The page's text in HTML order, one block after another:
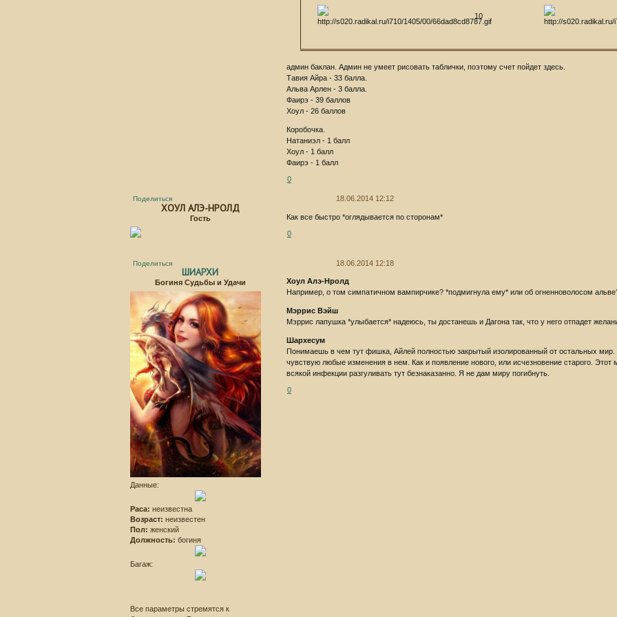
10
админ баклан. Админ не умеет рисовать таблички, поэтому счет пойдет здесь.
Тавия Айра - 33 балла.
Альва Арлен - 3 балла.
Фаирэ - 39 баллов
Хоул - 26 баллов
Коробочка.
Натаниэл - 1 балл
Хоул - 1 балл
Фаирэ - 1 балл
0
Поделиться 18.06.2014 12:12
ХОУЛ АЛЭ-НРОЛД
Гость
Как все быстро *оглядывается по сторонам*
0
Поделиться 18.06.2014 12:18
ШИАРХИ
Богиня Судьбы и Удачи
Данные:
Раса: неизвестна
Возраст: неизвестен
Пол: женский
Должность: богиня
Багаж:
Все параметры стремятся к
Хоул Алэ-Нролд
Например, о том симпатичном вампирчике? *подмигнула ему* или об огненноволосом
Мэррис Вэйш
Мэррис лапушка *улыбается* надеюсь, ты достанешь и Дагона так, что у него отпадет
Шархесум
Понимаешь в чем тут фишка, Айлей полностью закрытый изолированный от остальных
чувствую любые изменения в нем. Как и появление нового, или исчезновение старого.
всякой инфекции разгуливать тут безнаказанно. Я не дам миру погибнуть.
0